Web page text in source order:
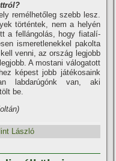
remélhetőleg szebb lesz.
történtek, nem a helyén
a fellángolás, hogy fiatalí­
ismeretlenekkel pakolta
venni, az ország legjobb
A mostani válogatott
képest jobb játékosaink
labdarúgónk van, aki
be.
László